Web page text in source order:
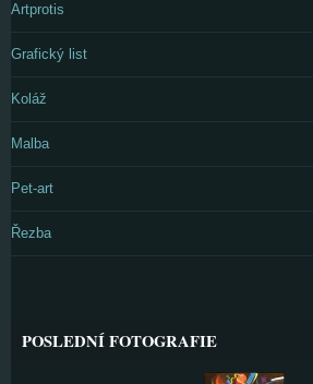
Artprotis
Grafický list
Koláž
Malba
Pet-art
Řezba
POSLEDNÍ FOTOGRAFIE